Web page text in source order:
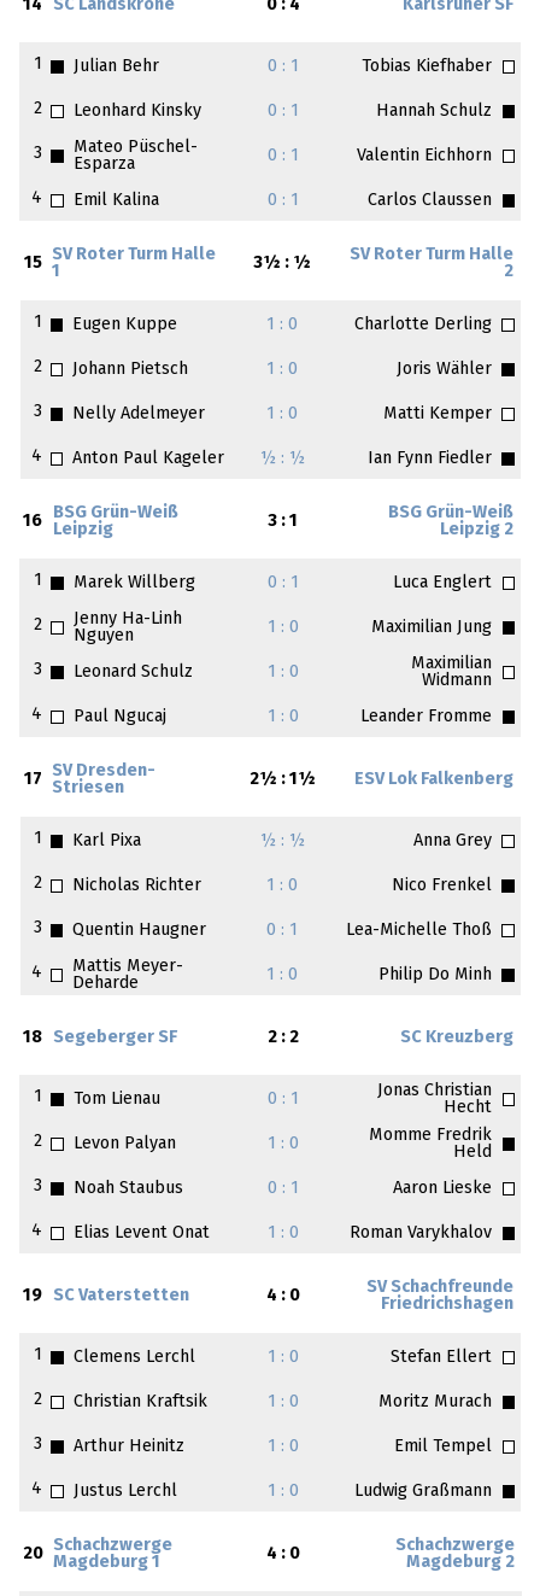
14 SC Landskrone 0 : 4 Karlsruher SF
1 Julian Behr 0 : 1 Tobias Kiefhaber
2 Leonhard Kinsky 0 : 1 Hannah Schulz
3
Mateo Püschel-
Esparza
0 : 1 Valentin Eichhorn
4 Emil Kalina 0 : 1 Carlos Claussen
15
SV Roter Turm Halle
1
3½ : ½
SV Roter Turm Halle
2
1 Eugen Kuppe 1 : 0 Charlotte Derling
2 Johann Pietsch 1 : 0 Joris Wähler
3 Nelly Adelmeyer 1 : 0 Matti Kemper
4 Anton Paul Kageler ½ : ½ Ian Fynn Fiedler
16
BSG Grün-Weiß
Leipzig
3 : 1
BSG Grün-Weiß
Leipzig 2
1 Marek Willberg 0 : 1 Luca Englert
2
Jenny Ha-Linh
Nguyen
1 : 0 Maximilian Jung
3 Leonard Schulz 1 : 0
Maximilian
Widmann
4
Paul Ngucaj 1 : 0 Leander Fromme
17
SV Dresden-
Striesen
2½ : 1½ ESV Lok Falkenberg
1 Karl Pixa ½ : ½ Anna Grey
2 Nicholas Richter 1 : 0 Nico Frenkel
3 Quentin Haugner 0 : 1 Lea-Michelle Thoß
4
Mattis Meyer-
Deharde
1 : 0 Philip Do Minh
18 Segeberger SF 2 : 2 SC Kreuzberg
1 Tom Lienau 0 : 1
Jonas Christian
Hecht
2
Levon Palyan 1 : 0
Momme Fredrik
Held
3
Noah Staubus 0 : 1 Aaron Lieske
4 Elias Levent Onat 1 : 0 Roman Varykhalov
19 SC Vaterstetten 4 : 0
SV Schachfreunde
Friedrichshagen
1 Clemens Lerchl 1 : 0 Stefan Ellert
2 Christian Kraftsik 1 : 0 Moritz Murach
3 Arthur Heinitz 1 : 0 Emil Tempel
4 Justus Lerchl 1 : 0 Ludwig Graßmann
20
Schachzwerge
Magdeburg 1
4 : 0
Schachzwerge
Magdeburg 2